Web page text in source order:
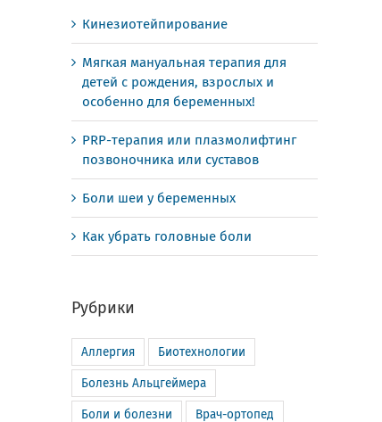
Кинезиотейпирование
Мягкая мануальная терапия для
детей с рождения, взрослых и
особенно для беременных!
PRP-терапия или плазмолифтинг
позвоночника или суставов
Боли шеи у беременных
Как убрать головные боли
Рубрики
Аллергия Биотехнологии
Болезнь Альцгеймера
Боли и болезни Врач-ортопед